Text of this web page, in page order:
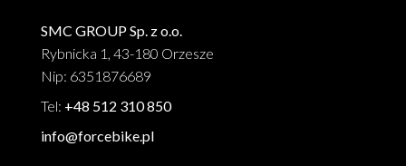
SMC GROUP Sp. z o.o.
Rybnicka 1, 43-180 Orzesze
Nip: 6351876689
Tel: +48 512 310 850
info@forcebike.pl